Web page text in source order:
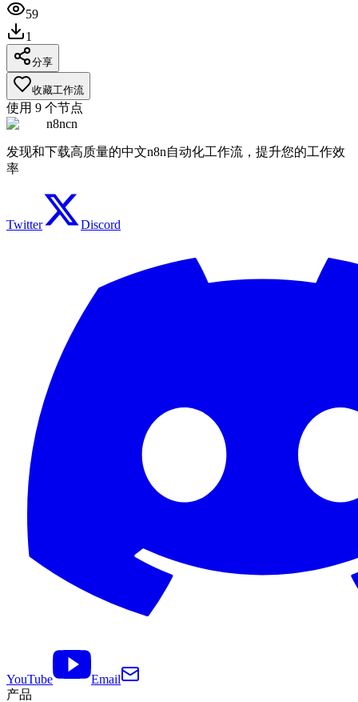
59
1
分享
收藏工作流
使用 9 个节点
n8ncn
发现和下载高质量的中文n8n自动化工作流，提升您的工作效
率
Twitter Discord
YouTube
Email
产品